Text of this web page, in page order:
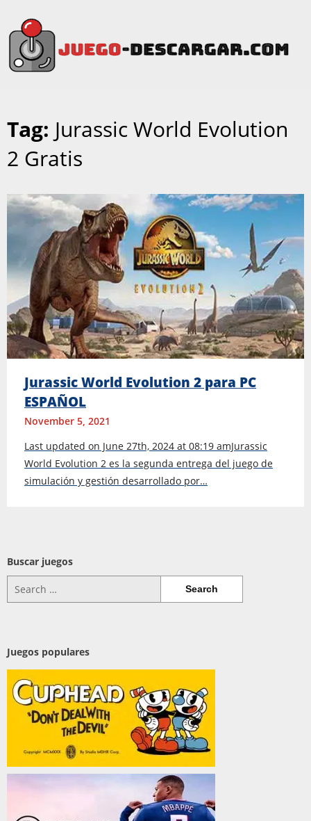
Tag: Jurassic World Evolution
2 Gratis
Jurassic World Evolution 2 para PC
ESPAÑOL
November 5, 2021
Last updated on June 27th, 2024 at 08:19 amJurassic
World Evolution 2 es la segunda entrega del juego de
simulación y gestión desarrollado por…
Buscar juegos
for:
Juegos populares